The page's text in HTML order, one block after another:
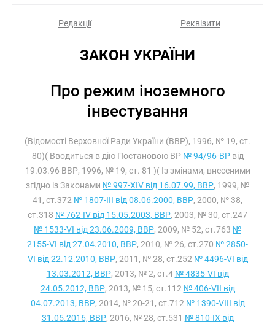
Редакції Реквізити
ЗАКОН УКРАЇНИ
Про режим іноземного
інвестування
(Відомості Верховної Ради України (ВВР), 1996, № 19, ст.
80)( Вводиться в дію Постановою ВР № 94/96-ВРвід
19.03.96 ВВР, 1996, № 19, ст. 81 )( Із змінами, внесеними
згідно із Законами № 997-XIV від 16.07.99, ВВР, 1999, №
41, ст.372 № 1807-III від 08.06.2000, ВВР, 2000, № 38,
ст.318 № 762-IV від 15.05.2003, ВВР, 2003, № 30, ст.247
№ 1533-VI від 23.06.2009, ВВР, 2009, № 52, ст.763 №
2155-VI від 27.04.2010, ВВР, 2010, № 26, ст.270 № 2850-
VI від 22.12.2010, ВВР, 2011, № 28, ст.252 № 4496-VI від
13.03.2012, ВВР, 2013, № 2, ст.4 № 4835-VI від
24.05.2012, ВВР, 2013, № 15, ст.112 № 406-VII від
04.07.2013, ВВР, 2014, № 20-21, ст.712 № 1390-VIII від
31.05.2016, ВВР, 2016, № 28, ст.531 № 810-IX від